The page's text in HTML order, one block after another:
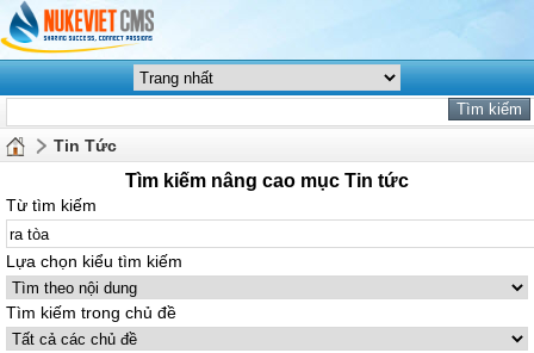
Tin Tức
Tìm kiếm nâng cao mục Tin tức
Từ tìm kiếm
Lựa chọn kiểu tìm kiếm
Tìm kiếm trong chủ đề